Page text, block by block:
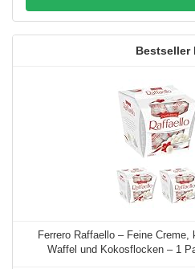
Ferrero Raffaello – Feine
Waffel und Kokosflocken – 1